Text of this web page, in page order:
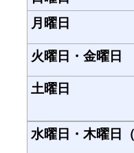
月曜日
火曜日・金曜日
土曜日
水曜日・木曜日